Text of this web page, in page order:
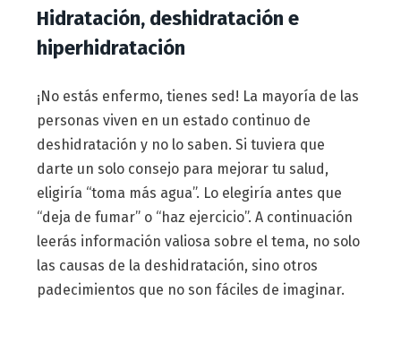
Hidratación, deshidratación e
hiperhidratación
¡No estás enfermo, tienes sed! La mayoría de las
personas viven en un estado continuo de
deshidratación y no lo saben. Si tuviera que
darte un solo consejo para mejorar tu salud,
eligiría “toma más agua”. Lo elegiría antes que
“deja de fumar” o “haz ejercicio”. A continuación
leerás información valiosa sobre el tema, no solo
las causas de la deshidratación, sino otros
padecimientos que no son fáciles de imaginar.